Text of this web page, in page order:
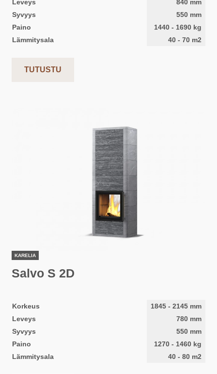
Leveys
840 mm
Syvyys
550 mm
Paino
1440 - 1690 kg
Lämmitysala
40 - 70 m2
TUTUSTU
KARELIA
Salvo S 2D
Korkeus 1845 - 2145 mm
Leveys
780 mm
Syvyys
550 mm
Paino
1270 - 1460 kg
Lämmitysala
40 - 80 m2